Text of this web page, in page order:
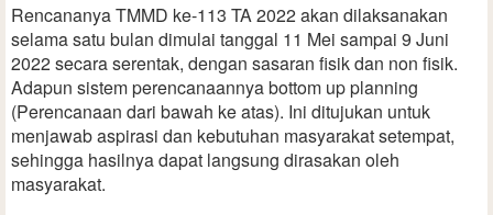
Rencananya TMMD ke-113 TA 2022 akan dilaksanakan
selama satu bulan dimulai tanggal 11 Mei sampai 9 Juni
2022 secara serentak, dengan sasaran fisik dan non fisik.
Adapun sistem perencanaannya bottom up planning
(Perencanaan dari bawah ke atas). Ini ditujukan untuk
menjawab aspirasi dan kebutuhan masyarakat setempat,
sehingga hasilnya dapat langsung dirasakan oleh
masyarakat.